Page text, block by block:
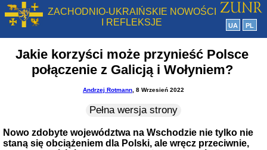
ZACHODNIO-UKRAIŃSKIE NOWOŚCI
I REFLEKSJE
UA PL
Jakie korzyści może przynieść Polsce
połączenie z Galicją i Wołyniem?
Andrzej Rotmann , 8 Wrzesień 2022
Pełna wersja strony
Nowo zdobyte województwa na Wschodzie nie tylko nie
staną się obciążeniem dla Polski, ale wręcz przeciwnie,